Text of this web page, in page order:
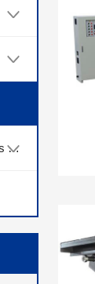
Matières premières des revêtements de sol